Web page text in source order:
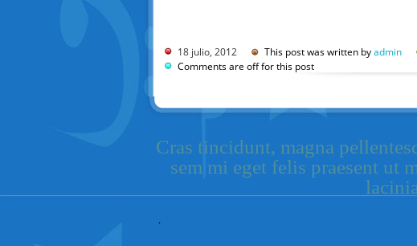
18 julio, 2012 This post was written byadmin
Comments are off for this post
Cras tincidunt, magna
sem mi eget felis praesent ut
.